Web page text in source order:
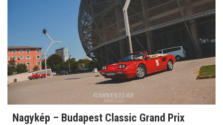
Nagykép – Budapest Classic Grand Prix